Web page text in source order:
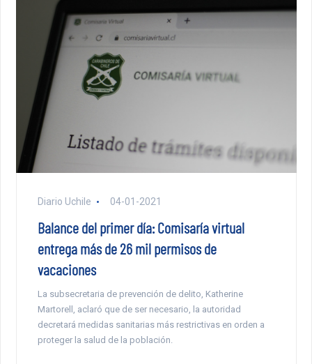
Diario Uchile 04-01-2021
Balance del primer día: Comisaría virtual
entrega más de 26 mil permisos de
vacaciones
La subsecretaria de prevención de delito, Katherine
Martorell, aclaró que de ser necesario, la autoridad
decretará medidas sanitarias más restrictivas en orden a
proteger la salud de la población.